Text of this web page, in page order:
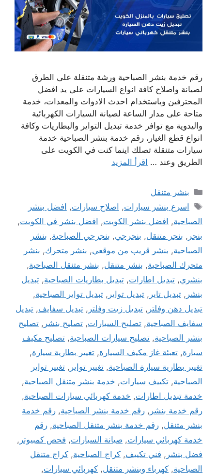
رقم خدمة بنشر الصباحية ورشة متنقلة على الطرق
لصيانة واصلاح كافة انواع السيارات على يد افضل
المحترفين وباستخدام احدث الادوات والمعدات، خدمة
متاحة على مدار الساعة لصيانة السيارات الكهربائية
واليدوية مع توافر خدمة تبديل التواير والبطاريات وكافة
انواع قطع الغيار، رقم خدمة بنشر الصباحية خدمة
سيارات متنقلة تصلك اينما كنت في الكويت على
الطريق وعند … اقرأ المزيد
التصنيفات
بنشر متنقل
الوسوم
اسرع بنشر سيارات, اصلاح سيارات, افضل بنشر
الصباحية, افضل بنشر الكويت, افضل بنشر في الكويت,
بنجر , بنجر متنقل, بنجرجي, بنجرجي الصباحية, بنشر
الصباحية, بنشر قريب من موقعي, بنشر متحرك, بنشر
متحرك الصباحية, بنشر متنقل, بنشر متنقل الصباحية,
بنشري, تبديل اطارات, تبديل بطاريات الصباحية, تبديل
بنشر , تبديل تاير , تبديل تواير , تبديل تواير الصباحية,
تبديل دهن وفلتر , تبديل زيت وفلتر , تبديل سفايف, تبديل
سفايف الصباحية, تصليح السيارات, تصليح بنشر , تصليح
بنشر الصباحية, تصليح سيارات الصباحية, تصليح مكيف
سيارة, تعبئة غاز مكيف السيارة, تغيير بطارية سيارة,
تغيير بطارية سيارة الصباحية, تغيير تواير , تغيير تواير
الصباحية, تكييف سيارات, خدمة بنشر متنقل الصباحية,
خدمة تبديل اطارات, خدمة كهربائي سيارات الصباحية,
رقم خدمة بنشر , رقم خدمة بنشر الصباحية, رقم خدمة
بنشر متنقل, رقم خدمة بنشر متنقل الصباحية, رقم
خدمة كهربائي سيارات, صيانة السيارات, فحص كمبيوتر ,
فضل بنشر , فني تكييف, كراج الصباحية, كراج متنقل
الصباحية, كهرباء وبنشر متنقل, كهربائي سيارات,